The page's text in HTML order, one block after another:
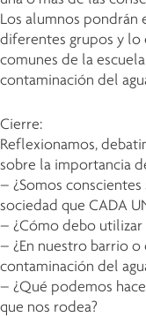
Los alumnos pondrán
diferentes grupos y lo
comunes de la
contaminación del
Cierre:
Reflexionamos,
sobre la importancia
– ¿Somos
sociedad que CADA
– ¿Cómo debo utilizar
– ¿En nuestro barrio
contaminación del
– ¿Qué podemos
que nos rodea?